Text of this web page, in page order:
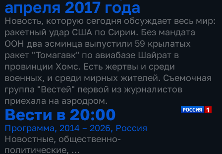
апреля 2017 года
Новость, которую сегодня обсуждает весь мир:
ракетный удар США по Сирии. Без мандата
ООН два эсминца выпустили 59 крылатых
ракет "Томагавк" по авиабазе Шайрат в
провинции Хомс. Есть жертвы и среди
военных, и среди мирных жителей. Съемочная
группа "Вестей" первой из журналистов
приехала на аэродром.
Вести в 20:00
Программа,2014 – 2026, Россия
Новостные, общественно-
политические,